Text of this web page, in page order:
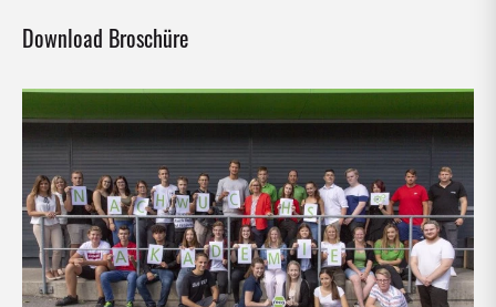
Download Broschüre